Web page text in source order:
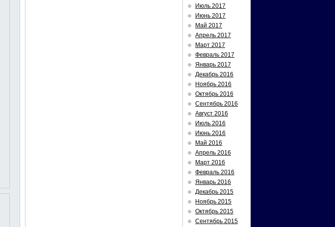
Июль 2017
Июнь 2017
Май 2017
Апрель 2017
Март 2017
Февраль 2017
Январь 2017
Декабрь 2016
Ноябрь 2016
Октябрь 2016
Сентябрь 2016
Август 2016
Июль 2016
Июнь 2016
Май 2016
Апрель 2016
Март 2016
Февраль 2016
Январь 2016
Декабрь 2015
Ноябрь 2015
Октябрь 2015
Сентябрь 2015